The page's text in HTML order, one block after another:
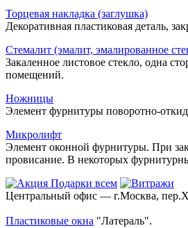
Торцевая накладка (заглушка)
Декоративная пластиковая деталь,
Стемалит (эмалит, эмалированное
Закаленное листовое стекло, одна
помещений.
Ножницы
Элемент фурнитуры поворотно-
Микролифт
Элемент оконной фурнитуры. При
провисание. В некоторых
Центральный офис — г.Москва,
Пластиковые окна "Латераль".